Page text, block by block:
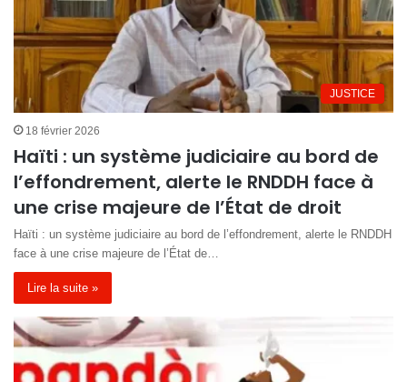
JUSTICE
18 février 2026
Haïti : un système judiciaire au bord de
l’effondrement, alerte le RNDDH face à
une crise majeure de l’État de droit
Haïti : un système judiciaire au bord de l’effondrement, alerte le RNDDH
face à une crise majeure de l’État de…
Lire la suite »